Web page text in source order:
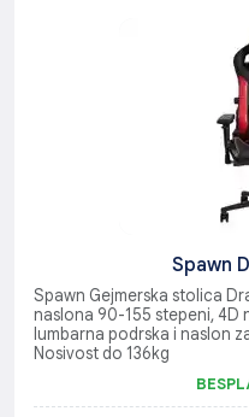
Spawn
Spawn Gejmerska stolica
naslona 90-155 stepeni, 4D
lumbarna podrska i naslon
Nosivost do 136kg